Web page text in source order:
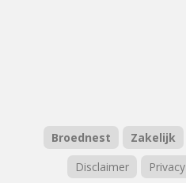
Broednest Zakelijk
Disclaimer
Privacy